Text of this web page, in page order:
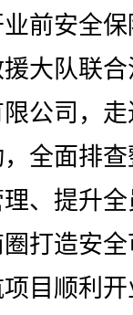
前安全
大队联
公司，
全面排
、提升
打造安
目顺利